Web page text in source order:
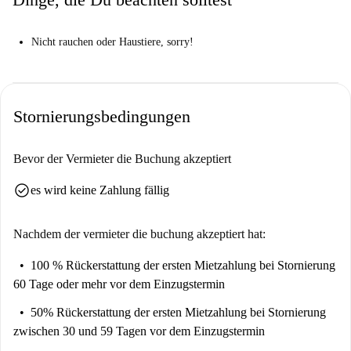
Beste der Stadt vor Ihrer Haustür. Keine Gefahr, sich hier zu langweilen.
Nicht rauchen oder Haustiere, sorry!
Stornierungsbedingungen
Bevor der Vermieter die Buchung akzeptiert
check_circlees wird keine Zahlung fällig
Nachdem der vermieter die buchung akzeptiert hat:
100 % Rückerstattung der ersten Mietzahlung bei Stornierung
60 Tage oder mehr vor dem Einzugstermin
50% Rückerstattung der ersten Mietzahlung bei Stornierung
zwischen 30 und 59 Tagen vor dem Einzugstermin